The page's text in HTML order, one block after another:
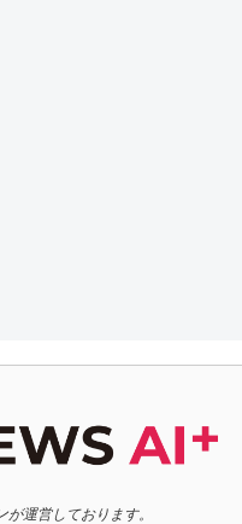
が運営しております。